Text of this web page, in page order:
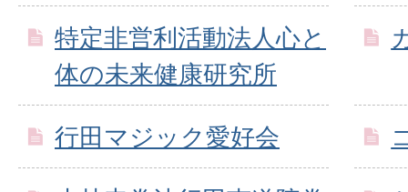
特定非営利活動法人心と
体の未来健康研究所
行田マジック愛好会